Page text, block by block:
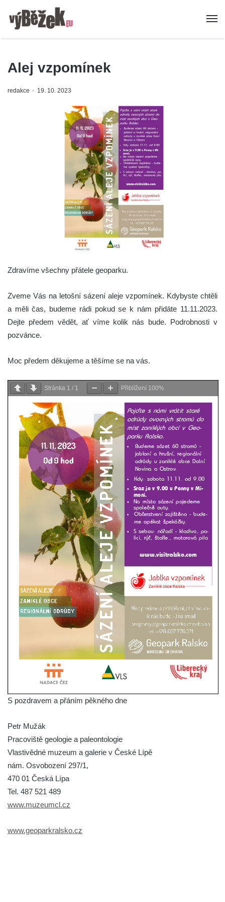
Alej vzpomínek
redakce 19. 10. 2023
Zdravíme všechny přátele geoparku.
Zveme Vás na letošní sázení aleje vzpomínek. Kdybyste chtěli
a měli čas, budeme rádi pokud se k nám přidáte 11.11.2023.
Dejte předem vědět, ať víme kolik nás bude. Podrobnosti v
pozvánce.
Moc předem děkujeme a těšíme se na vás.
Stránka 1 / 1 Přiblížení 100%
S pozdravem a přáním pěkného dne
Petr Mužák
Pracoviště geologie a paleontologie
Vlastivědné muzeum a galerie v České Lípě
nám. Osvobození 297/1,
470 01 Česká Lípa
Tel. 487 521 489
www.muzeumcl.cz
www.geoparkralsko.cz